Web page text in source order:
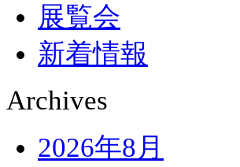
展覧会
新着情報
Archives
2026年8月